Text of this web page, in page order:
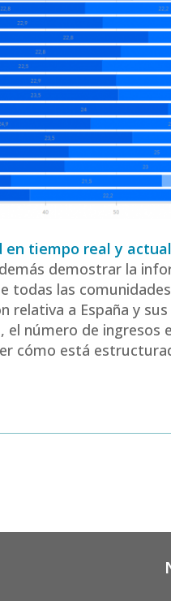
en tiempo real y
demostrar la
las
a España y
número de ingresos
cómo está